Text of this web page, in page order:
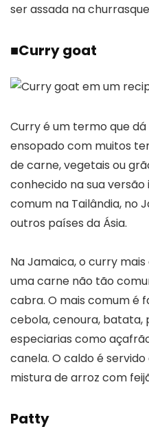
ser assada na
■Curry goat
Curry é um termo que
ensopado com muitos
de carne, vegetais ou
conhecido na sua
comum na Tailândia, no
outros países da Ásia.
Na Jamaica, o curry
uma carne não tão
cabra. O mais comum é
cebola, cenoura, batata,
especiarias como
canela. O caldo é
mistura de arroz com
Patty